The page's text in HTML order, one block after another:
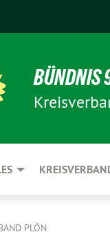
BÜNDNIS
PLÖN